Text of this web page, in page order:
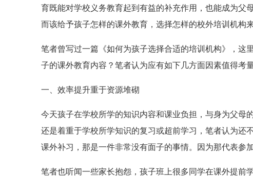
育既能对学校义务教育起到有益的补充作用，也能成为父
而该给予孩子怎样的课外教育，选择怎样的校外培训机构
笔者曾写过一篇《如何为孩子选择合适的培训机构》，这
子的课外教育内容？笔者认为应有如下几方面因素值得考量
一、效率提升重于资源堆砌
今天孩子在学校所学的知识内容和课业负担，与身为父母
还是着重于学校所学知识的复习或超前学习，笔者认为还
课外补习，那是一件非常没有面子的事情。因为那代表参
笔者也听闻一些家长抱怨，孩子班上很多同学在课外提前